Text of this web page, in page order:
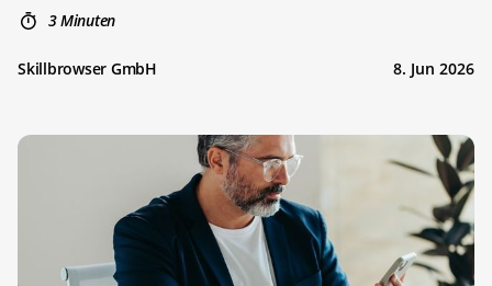
3 Minuten
Skillbrowser GmbH 8. Jun 2026